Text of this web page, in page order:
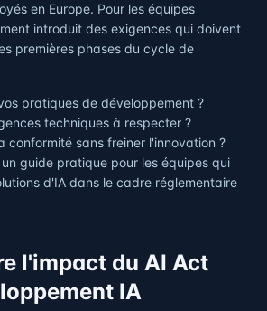
en Europe. Pour les équipes
introduit des exigences qui doivent
premières phases du cycle de
pratiques de développement ?
techniques à respecter ?
conformité sans freiner l'innovation ?
guide pratique pour les équipes qui
d'IA dans le cadre réglementaire
l'impact du AI Act
IA